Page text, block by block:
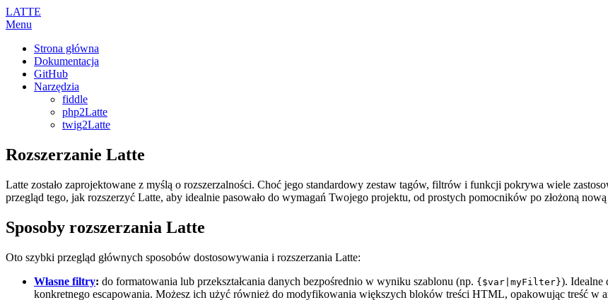
LATTE
Menu
Strona główna
Dokumentacja
GitHub
Narzędzia
fiddle
php2Latte
twig2Latte
Rozszerzanie Latte
Latte zostało zaprojektowane z myślą o rozszerzalności. Choć jego standardowy zestaw tagów, filtrów i funkcji pokrywa wiele
przegląd tego, jak rozszerzyć Latte, aby idealnie pasowało do wymagań Twojego projektu, od prostych pomocników po złożoną nową
Sposoby rozszerzania Latte
Oto szybki przegląd głównych sposobów dostosowywania i rozszerzania Latte:
Własne filtry: do formatowania lub przekształcania danych bezpośrednio w wyniku szablonu (np. {$var|myFilter}). Idealne
konkretnego escapowania. Możesz ich użyć również do modyfikowania większych bloków treści HTML, opakowując treść w